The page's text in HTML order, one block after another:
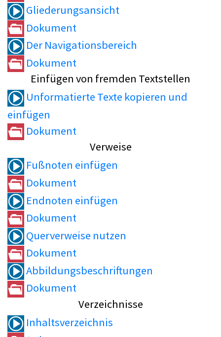
Gliederungsansicht
Dokument
Der Navigationsbereich
Dokument
Einfügen von fremden Textstellen
Unformatierte Texte kopieren und
einfügen
Dokument
Verweise
Fußnoten einfügen
Dokument
Endnoten einfügen
Dokument
Querverweise nutzen
Dokument
Abbildungsbeschriftungen
Dokument
Verzeichnisse
Inhaltsverzeichnis